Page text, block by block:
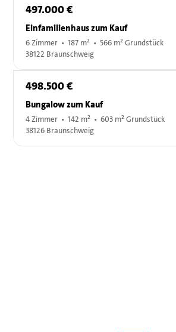
497.000 €
Einfamilienhaus zum Kauf
6 Zimmer • 187 m² • 566 m² Grundstück
38122 Braunschweig
498.500 €
Bungalow zum Kauf
4 Zimmer • 142 m² • 603 m² Grundstück
38126 Braunschweig